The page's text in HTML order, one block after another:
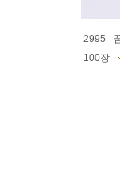
2995